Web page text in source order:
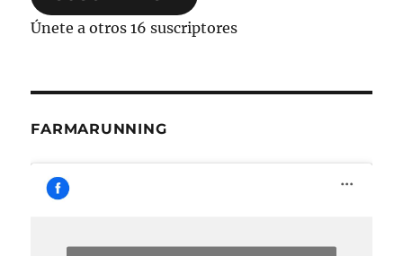
Únete a otros 16 suscriptores
FARMARUNNING